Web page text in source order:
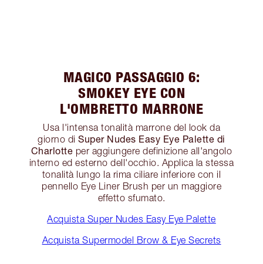
MAGICO PASSAGGIO 6:
SMOKEY EYE CON
L'OMBRETTO MARRONE
Usa l'intensa tonalità marrone del look da
giorno diSuper Nudes Easy Eye Palette di
Charlotte per aggiungere definizione all'angolo
interno ed esterno dell'occhio. Applica la stessa
tonalità lungo la rima ciliare inferiore con il
pennello Eye Liner Brush per un maggiore
effetto sfumato.
Acquista Super Nudes Easy Eye Palette
Acquista Supermodel Brow & Eye Secrets